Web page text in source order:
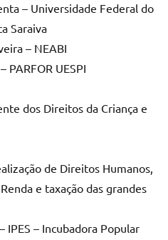
– Universidade Federal do
Saraiva
– NEABI
PARFOR UESPI
dos Direitos da Criança e
de Direitos Humanos,
e taxação das grandes
– Incubadora Popular